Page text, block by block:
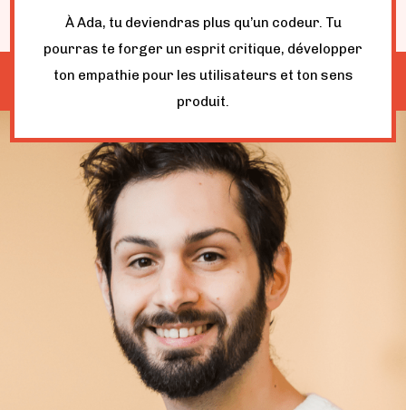
À Ada, tu deviendras plus qu’un codeur. Tu
pourras te forger un esprit critique, développer
ton empathie pour les utilisateurs et ton sens
produit.